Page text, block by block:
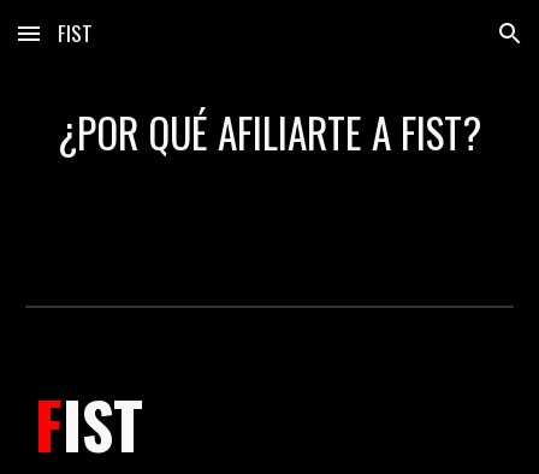
Skip to main content Skip to navigation
FIST
¿POR QUÉ AFILIARTE A FIST?
FIST